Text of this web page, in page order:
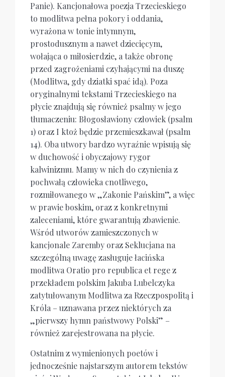
Panie). Kancjonałowa poezja Trzecieskiego
to modlitwa pełna pokory i oddania,
wyrażona w tonie intymnym,
prostodusznym a nawet dziecięcym,
wołająca o miłosierdzie, a także obronę
przed zagrożeniami czyhającymi na duszę
(Modlitwa, gdy dziatki spać idą). Poza
oryginalnymi tekstami Trzecieskiego na
płycie znajdują się również psalmy w jego
tłumaczeniu: Błogosławiony człowiek (psalm
1) oraz I ktoż będzie przemieszkawał (psalm
14). Oba utwory bardzo wyraźnie wpisują się
w duchowość i obyczajowy rygor
kalwinizmu. Mamy w nich do czynienia z
pochwałą człowieka cnotliwego,
rozmiłowanego w „Zakonie Pańskim”, a więc
w prawie boskim, oraz z konkretnymi
zaleceniami, które gwarantują zbawienie.
Wśród utworów zamieszczonych w
kancjonale Zaremby oraz Seklucjana na
szczególną uwagę zasługuje łacińska
modlitwa Oratio pro republica et rege z
przekładem polskim Jakuba Lubelczyka
zatytułowanym Modlitwa za Rzeczpospolitą i
Króla – uznawana przez niektórych za
„pierwszy hymn państwowy Polski” –
również zarejestrowana na płycie.
Ostatnim z wymienionych poetów i
jednocześnie najstarszym autorem tekstów